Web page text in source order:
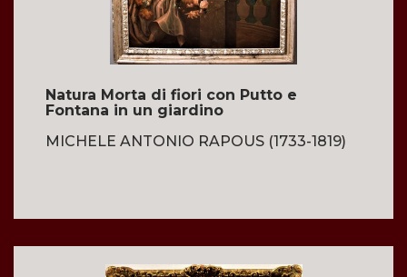
Natura Morta di fiori con Putto e
Fontana in un giardino
MICHELE ANTONIO RAPOUS (1733-1819)